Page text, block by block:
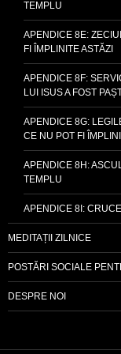
TEMPLU
APENDICE 8E:
FI ÎMPLINITE ASTĂZI
APENDICE 8F:
LUI ISUS A FOST
APENDICE 8G:
CE NU POT FI
APENDICE 8H:
TEMPLU
APENDICE 8I:
MEDITAȚII ZILNICE
POSTĂRI SOCIALE
DESPRE NOI